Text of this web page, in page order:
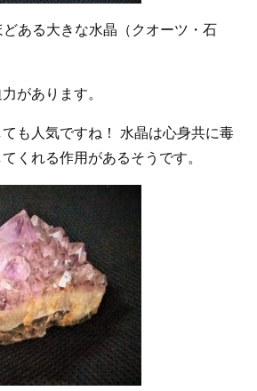
ある大きな水晶（クオーツ・石
があります。
も人気ですね！ 水晶は心身共に毒
くれる作用があるそうです。